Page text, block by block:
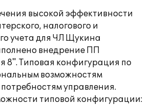
высокой эффективности
налогового и
учета для ЧЛ Щукина
внедрение ПП
8". Типовая конфигурация по
возможностям
управления.
типовой конфигурации: